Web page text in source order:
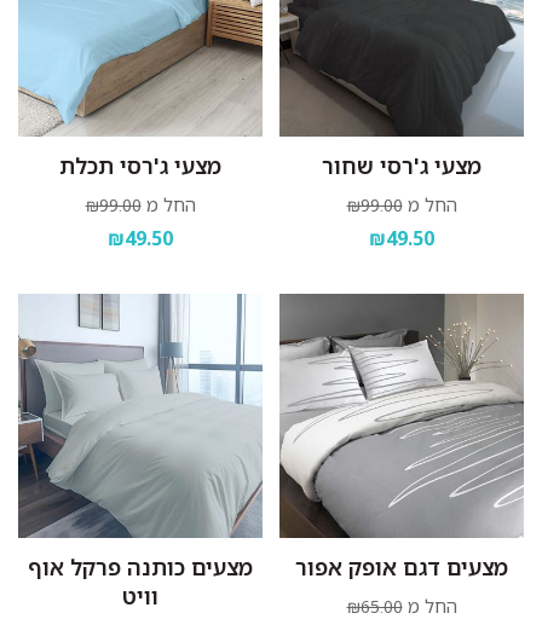
מצעי ג'רסי שחור
החל מ ₪99.00
₪49.50
מצעי ג'רסי תכלת
החל מ ₪99.00
₪49.50
מצעים דגם אופק אפור
החל מ ₪65.00
מצעים כותנה פרקל אוף
וויט